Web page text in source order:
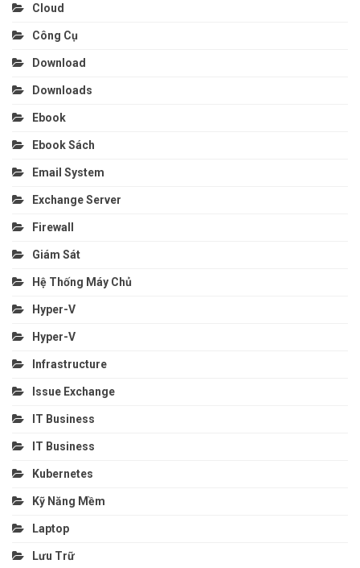
Cloud
Công Cụ
Download
Downloads
Ebook
Ebook Sách
Email System
Exchange Server
Firewall
Giám Sát
Hệ Thống Máy Chủ
Hyper-V
Hyper-V
Infrastructure
Issue Exchange
IT Business
IT Business
Kubernetes
Kỹ Năng Mềm
Laptop
Lưu Trữ